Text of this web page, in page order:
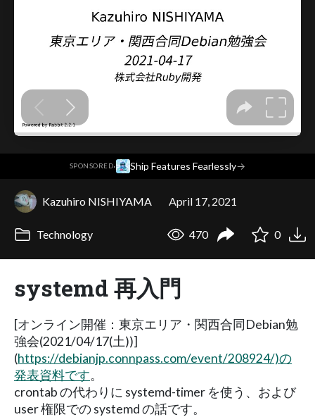
SPONSORED· Ship Features Fearlessly→
Kazuhiro NISHIYAMA April 17, 2021
Technology 470 0
systemd 再入門
[オンライン開催：東京エリア・関西合同Debian勉
強会(2021/04/17(土))]
(https://debianjp.connpass.com/event/208924/)の
発表資料です。
crontab の代わりに systemd-timer を使う、および
user 権限での systemd の話です。